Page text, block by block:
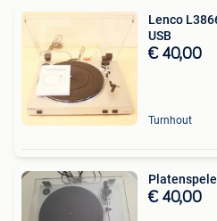
Lenco
USB
€ 40,00
Turnhout
€ 40,00